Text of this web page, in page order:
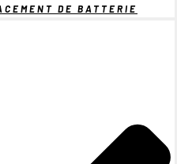
DE BATTERIE